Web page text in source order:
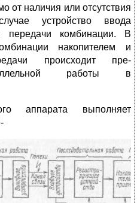
от наличия или отсутствия
устройство ввода
передачи комбинации. В
накопителем и
происходит пре­
работы в
аппарата выполняет